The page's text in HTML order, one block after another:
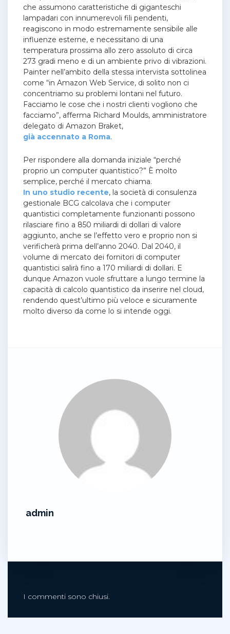
che assumono caratteristiche di giganteschi
lampadari con innumerevoli fili pendenti,
reagiscono in modo estremamente sensibile alle
influenze esterne, e necessitano di una
temperatura prossima allo zero assoluto di circa
273 gradi meno e di un ambiente privo di vibrazioni.
Painter nell’ambito della stessa intervista sottolinea
come “in Amazon Web Service, di solito non ci
concentriamo su problemi lontani nel futuro.
Facciamo le cose che i nostri clienti vogliono che
facciamo”, afferma Richard Moulds, amministratore
delegato di Amazon Braket,
già accennato a Roma.
Per rispondere alla domanda iniziale “perché
proprio un computer quantistico?” È molto
semplice, perché il mercato chiama.
In uno studio recente, la società di consulenza
gestionale BCG calcolava che i computer
quantistici completamente funzionanti possono
rilasciare fino a 850 miliardi di dollari di valore
aggiunto, anche se l’effetto vero e proprio non si
verificherà prima dell’anno 2040. Dal 2040, il
volume di mercato dei fornitori di computer
quantistici salirà fino a 170 miliardi di dollari. E
dunque Amazon vuole sfruttare a lungo termine la
capacità di calcolo quantistico da inserire nel cloud,
rendendo quest’ultimo più veloce e sicuramente
molto diverso da come lo si intende oggi.
admin
I commenti sono chiusi.